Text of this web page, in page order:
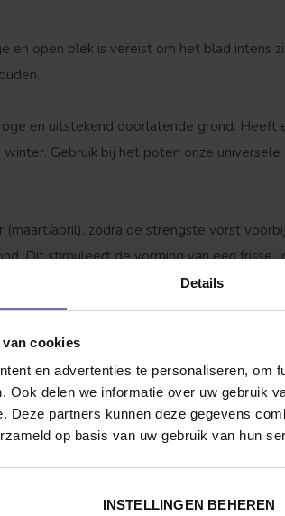
Details
cookies
en advertenties te personaliseren, om
Ook delen we informatie over uw gebruik
Deze partners kunnen deze gegevens
op basis van uw gebruik van hun
INSTELLINGEN BEHEREN
en open plek is vereist om het blad intens
en uitstekend doorlatende grond. Heeft
Gebruik bij het poten onze universele
april), zodra de strengste vorst
Dit stimuleert de vorming van een frisse,
plant een minimale waterbehoefte. Geef
jij naar op zoek?
Dakvorm